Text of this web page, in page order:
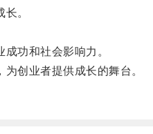
。
功和社会影响力。
创业者提供成长的舞台。